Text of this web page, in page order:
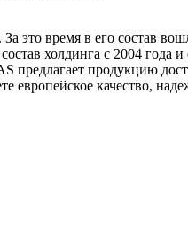
это время в его состав
холдинга с 2004 года и
продукцию
качество,